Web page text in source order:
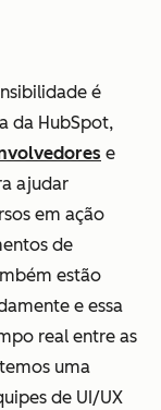
é
da HubSpot,
e
ajudar
em ação
de
estão
e essa
real entre as
uma
de UI/UX